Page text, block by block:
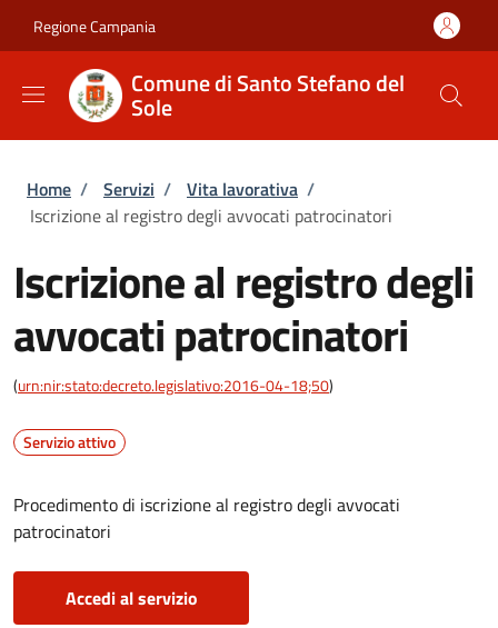
Regione Campania
Comune di Santo Stefano del
Sole
Briciole di pane
Home / Servizi / Vita lavorativa /
Iscrizione al registro degli avvocati patrocinatori
Iscrizione al registro degli
avvocati patrocinatori
(urn:nir:stato:decreto.legislativo:2016-04-18;50)
Servizio attivo
Procedimento di iscrizione al registro degli avvocati
patrocinatori
Accedi al servizio